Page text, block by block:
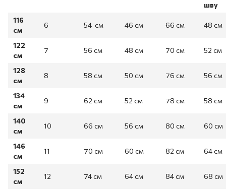
шву
116
см
6 54 см 46 см 66 см 48 см
122
см
7 56 см 48 см 70 см 52 см
128
см
8 58 см 50 см 76 см 56 см
134
см
9 62 см 52 см 78 см 58 см
140
см
10 66 см 56 см 80 см 60 см
146
см
11 70 см 60 см 82 см 64 см
152
см
12 74 см 64 см 84 см 68 см